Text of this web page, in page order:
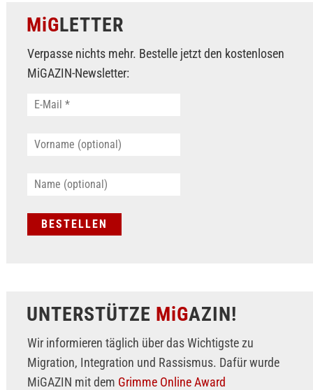
MiGLETTER
Verpasse nichts mehr. Bestelle jetzt den kostenlosen
MiGAZIN-Newsletter:
UNTERSTÜTZE MiGAZIN!
Wir informieren täglich über das Wichtigste zu
Migration, Integration und Rassismus. Dafür wurde
MiGAZIN mit dem Grimme Online Award